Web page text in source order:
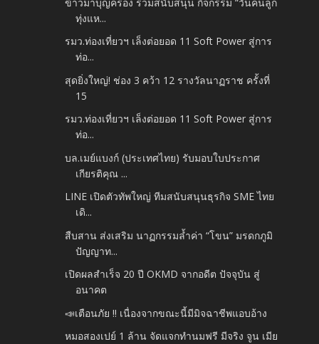
ทุ่งแห...
รมว.ท่องเที่ยวฯ เล็งต่อยอด 11 Soft Power สู่การ
ท่อ...
สุดยิ่งใหญ่! ช่อง 3 คว้า 12 รางวัลนาฏราช ครั้งที่
15
รมว.ท่องเที่ยวฯ เล็งต่อยอด 11 Soft Power สู่การ
ท่อ...
บล.เมย์แบงก์ (ประเทศไทย) รับมอบใบประกาศ
เกียรติคุณ ...
LINE เปิดตัวทัพใหญ่ ทีมสนับสนุนธุรกิจ SME ไทย
เดิ...
สืบสาน ส่งเสริม นาฏกรรมล้ำค่า “โขน” มรดกภูมิ
ปัญญาท...
เปิดผลสำเร็จ 20 ปี OKMD จากอดีต ปัจจุบัน สู่
อนาคต
📣เตือนภัย !! เนื่องจากขณะนี้มีมิจฉาชีพแอบอ้าง
หมอสองเปย์ 1 ล้าน จัดแจกทำนมฟรี มีจริง จูน เมีย